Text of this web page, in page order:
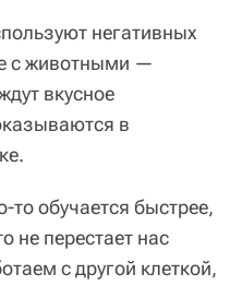
негативных
с животными —
вкусное
в
обучается быстрее,
не перестает нас
с другой клеткой,